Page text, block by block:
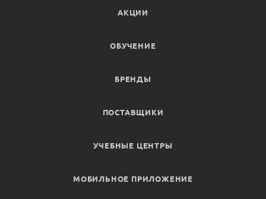
АКЦИИ
ОБУЧЕНИЕ
БРЕНДЫ
ПОСТАВЩИКИ
УЧЕБНЫЕ ЦЕНТРЫ
МОБИЛЬНОЕ ПРИЛОЖЕНИЕ